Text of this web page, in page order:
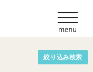
絞り込み検索